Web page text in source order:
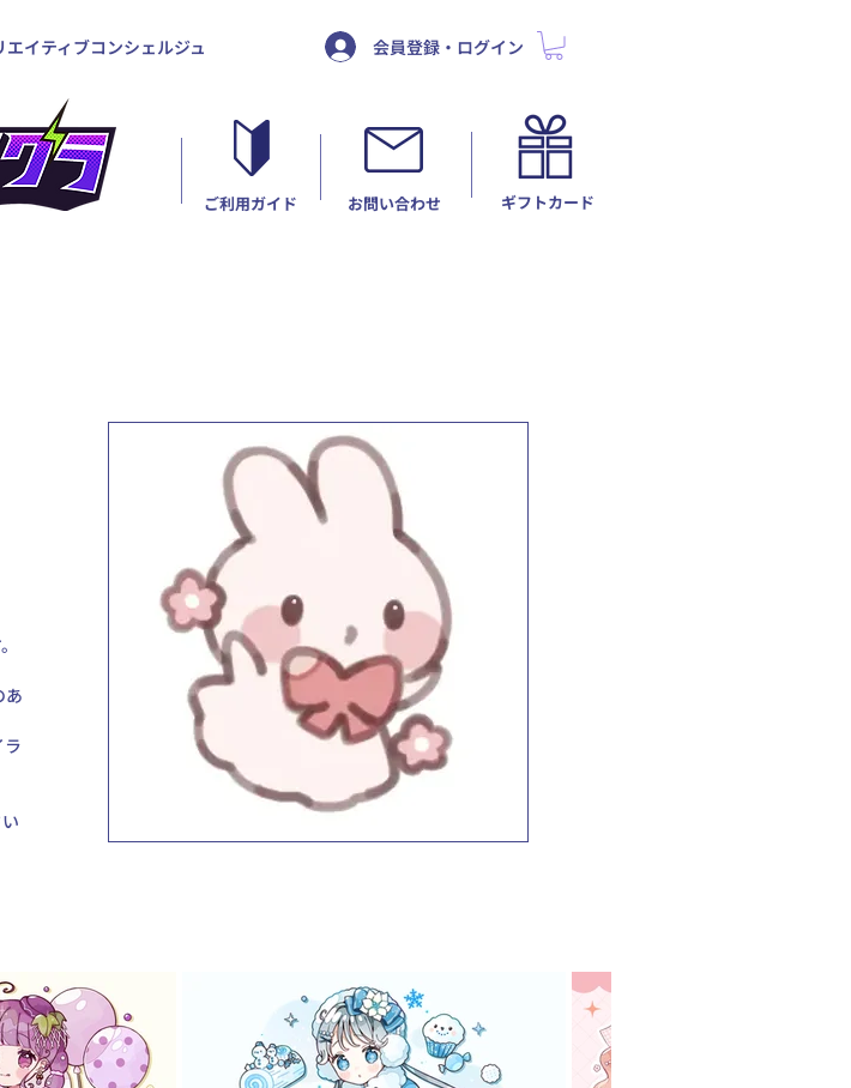
イティブコンシェルジュ
ギフトカード
​お問い合わせ
ご利用ガイド
会員登録・ログイン
あ
ラ